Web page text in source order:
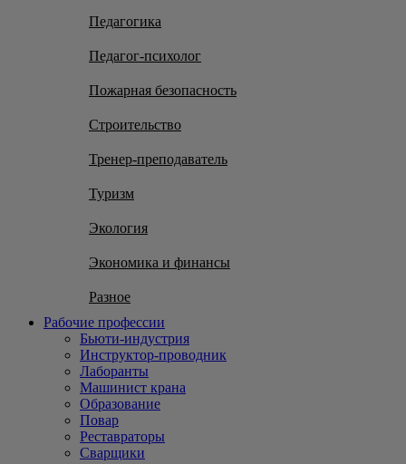
Педагогика
Педагог-психолог
Пожарная безопасность
Строительство
Тренер-преподаватель
Туризм
Экология
Экономика и финансы
Разное
Рабочие профессии
Бьюти-индустрия
Инструктор-проводник
Лаборанты
Машинист крана
Образование
Повар
Реставраторы
Сварщики